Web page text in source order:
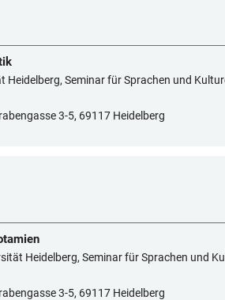
Heidelberg, Seminar für Sprachen und
3-5, 69117 Heidelberg
Heidelberg, Seminar für Sprachen und
3-5, 69117 Heidelberg